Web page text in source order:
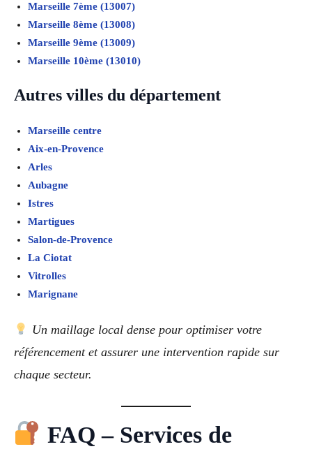
Marseille 7ème (13007)
Marseille 8ème (13008)
Marseille 9ème (13009)
Marseille 10ème (13010)
Autres villes du département
Marseille centre
Aix-en-Provence
Arles
Aubagne
Istres
Martigues
Salon-de-Provence
La Ciotat
Vitrolles
Marignane
Un maillage local dense pour optimiser votre
référencement et assurer une intervention rapide sur
chaque secteur.
FAQ – Services de